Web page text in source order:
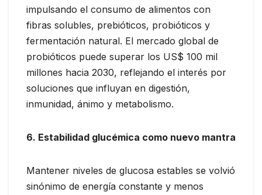
impulsando el consumo de alimentos con
fibras solubles, prebióticos, probióticos y
fermentación natural. El mercado global de
probióticos puede superar los US$ 100 mil
millones hacia 2030, reflejando el interés por
soluciones que influyan en digestión,
inmunidad, ánimo y metabolismo.
6. Estabilidad glucémica como nuevo mantra
Mantener niveles de glucosa estables se volvió
sinónimo de energía constante y menos